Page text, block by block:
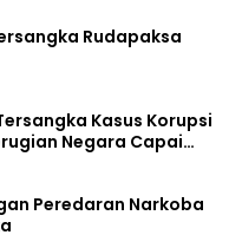
Rudapaksa
Kasus Korupsi
Negara Capai
Peredaran Narkoba